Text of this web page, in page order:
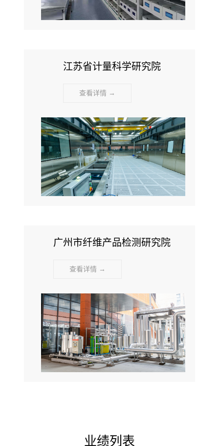
江苏省计量科学研究院
查看详情 →
广州市纤维产品检测研究院
查看详情 →
业绩列表